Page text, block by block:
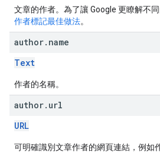
文章的作者。為了讓 Google 更瞭解不
作者標記最佳做法。
author. name
Text
作者的名稱。
author. url
URL
可明確識別文章作者的網頁連結，例如